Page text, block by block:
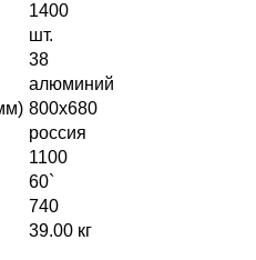
1400
шт.
38
алюминий
800х680
россия
1100
60`
740
39.00 кг